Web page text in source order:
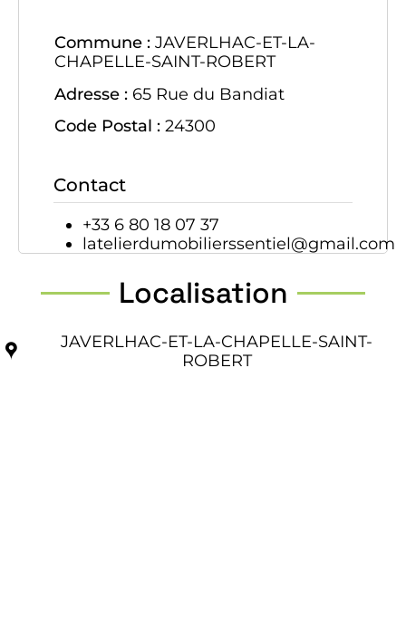
Commune : JAVERLHAC-ET-LA-
CHAPELLE-SAINT-ROBERT
Adresse : 65 Rue du Bandiat
Code Postal : 24300
Contact
+33 6 80 18 07 37
latelierdumobilierssentiel@gmail.com
Localisation
JAVERLHAC-ET-LA-CHAPELLE-SAINT-
ROBERT